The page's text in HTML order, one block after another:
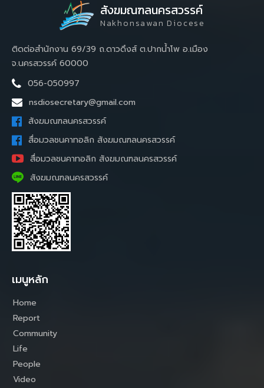
สังฆมณฑลนครสวรรค์
Nakhonsawan Diocese
ติดต่อสำนักงาน 69/39 ถ.ดาวดึงส์ ต.ปากน้ำโพ อ.เมือง
จ.นครสวรรค์ 60000
056-050997
nsdiosecretary@gmail.com
สังฆมณฑลนครสวรรค์
สื่อมวลชนคาทอลิก สังฆมณฑลนครสวรรค์
สื่อมวลชนคาทอลิก สังฆมณฑลนครสวรรค์
สังฆมณฑลนครสวรรค์
เมนูหลัก
Home
Report
Community
Life
People
Video